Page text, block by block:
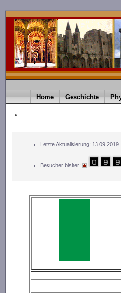
Home Geschichte
Letzte Aktualisierung: 13.09.2019
Besucher bisher: